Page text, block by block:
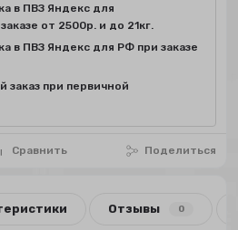
Сравнить Поделиться
в ПВЗ Яндекс для
от 2500р. и до 21кг.
в ПВЗ Яндекс для РФ при заказе
заказ при первичной
Отзывы 0